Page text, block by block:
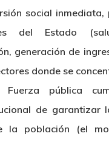
social
del Estado
generación de
donde se
pública
de garantizar
la población (el